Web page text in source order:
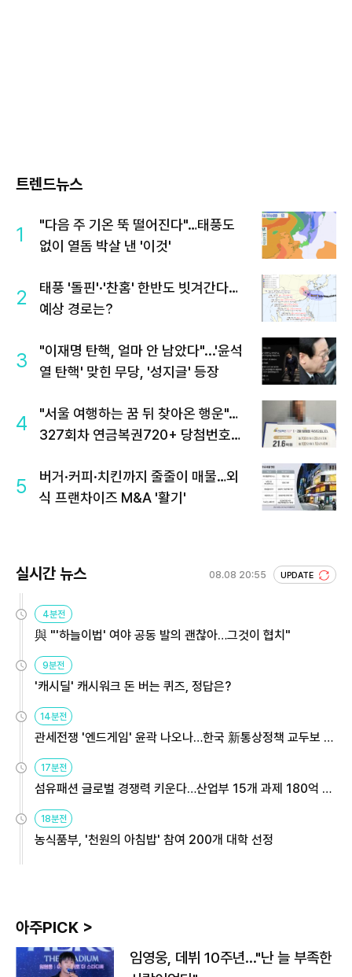
트렌드뉴스
1
"다음 주 기온 뚝 떨어진다"…태풍도
없이 열돔 박살 낸 '이것'
2
태풍 '돌핀'·'찬홈' 한반도 빗겨간다…
예상 경로는?
3
"이재명 탄핵, 얼마 안 남았다"...'윤석
열 탄핵' 맞힌 무당, '성지글' 등장
4
"서울 여행하는 꿈 뒤 찾아온 행운"…
327회차 연금복권720+ 당첨번호조
5
버거·커피·치킨까지 줄줄이 매물…외
식 프랜차이즈 M&A '활기'
실시간 뉴스 08.08 20:55 UPDATE
4분전
與 "'하늘이법' 여야 공동 발의 괜찮아…그것이 협치"
9분전
'캐시딜' 캐시워크 돈 버는 퀴즈, 정답은?
14분전
관세전쟁 '엔드게임' 윤곽 나오나…한국 新통상정책 교두보 활
용해야
17분전
섬유패션 글로벌 경쟁력 키운다…산업부 15개 과제 180억 지
원
18분전
농식품부, '천원의 아침밥' 참여 200개 대학 선정
아주PICK >
임영웅, 데뷔 10주년…"난 늘 부족한